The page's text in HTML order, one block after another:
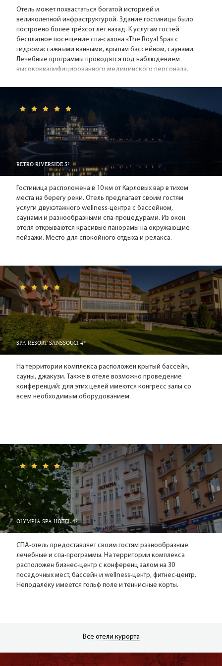
довольно компактный и, как и вся Чехия, безумно красивый.
В Карловых Варах много памятников: Дворжаку, Сметане,
Бетховену, бюстов Петру I, Мицкевичу, Гёте, Шиллеру.
Карловы Вары: экскурсии, шоппинг
Бехеровку в шутку называют «Источник № 13» в дополнение
это не только знакомство с технологией производства
классического чешского ликёра, но ещё возможность
продегустировать различные сорта и купить Бехеровку «из
первых рук» по весьма привлекательной цене.
Любопытно побывать в музее стекольного завода «Мозер»
и посетить производственные цеха. Именно изделия из
знаменитого богемского стекла и из местного фарфора
покупают в качестве сувениров в дополнение к Бехеровке.
Ещё в Карловых Варах очень вкусные вафли (облатки). На
месте эти сладости лучше покупать поштучно (их продают
тёплыми), а в подарок друзьям можно привезти в
коробочках.
Близ города тоже много интересных мест. Экскурсии
организуют к Ангельской горе – развалинам готической
старой мельнице в Бржезовой; к Сватошским скалам –
гранитным образованиям высотой 50 метров.
Развлечения в Карловых Варах
В городе есть ипподром, гольф- и боулинг-клубы,
теннисные корты, бассейны. Местный аэроклуб организует
обзорные полёты.
Выставки, галереи, театр, концерты, приятные вечера в
бывает. Проводится множество мероприятий и фестивалей,
включая Международный кинофестиваль, под которые
можно подгадать время отдыха и совместить
лечение дней на 15-20 три года подряд, а потом каждый год,
отчасти справедлива. Двух – трёхнедельный курс СПА-
процедур и приёма минеральной водички вкупе с
дозированной ходьбой и плаванием в бассейне с
термальной водой дают потрясающий заряд бодрости на
целый год, а также эффективно снижают частоту
рецидивов хронических недугов. Приятно отдохнуть и
подлечиться в столь живописном месте. Приезжайте!
Отель может похвастаться богатой историей и
великолепной инфраструктурой. Здание гостиницы было
построено более трёхсот лет назад. К услугам гостей
бесплатное посещение спа-салона «The Royal Spa» с
гидромассажными ванными, крытым бассейном, саунами.
Лечебные программы проводятся под наблюдением
высококвалифицированного медицинского персонала.
RETRO RIVERSIDE 5*
Гостиница расположена в 10 км от Карловых вар в тихом
места на берегу реки. Отель предлагает своим гостям
услуги двухэтажного wellness-центра с бассейном,
саунами и разнообразными спа-процедурами. Из окон
отеля открываются красивые панорамы на окружающие
пейзажи. Место для спокойного отдыха и релакса.
SPA RESORT SANSSOUCI 4*
На территории комплекса расположен крытый бассейн,
сауны, джакузи. Также в отеле возможно проведение
конференций: для этих целей имеются конгресс залы со
всем необходимым оборудованием.
OLYMPIA SPA HOTEL 4*
СПА-отель предоставляет своим гостям разнообразные
лечебные и спа-программы. На территории комплекса
расположен бизнес-центр с конференц залом на 30
посадочных мест, бассейн и wellness-центр, фитнес-центр.
Неподалёку имеется гольф поле и теннисные корты.
Все отели курорта